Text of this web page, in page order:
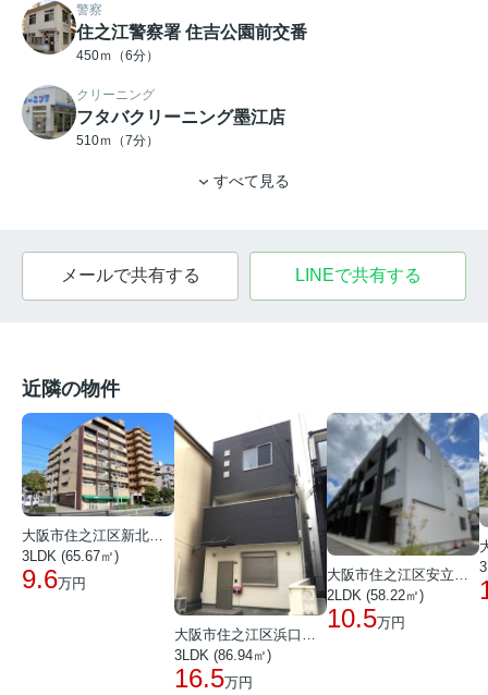
警察
住之江警察署 住吉公園前交番
450ｍ（6分）
クリーニング
フタバクリーニング墨江店
510ｍ（7分）
すべて見る
メールで共有する LINEで共有する
近隣の物件
大阪市住之江区新北島３丁目
3LDK (65.67㎡)
9.6万円
大阪市住之江区浜口東１丁目
3LDK (86.94㎡)
16.5万円
2LDK (58.22㎡)
10.5万円